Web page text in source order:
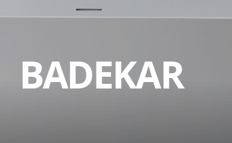
BADEKAR